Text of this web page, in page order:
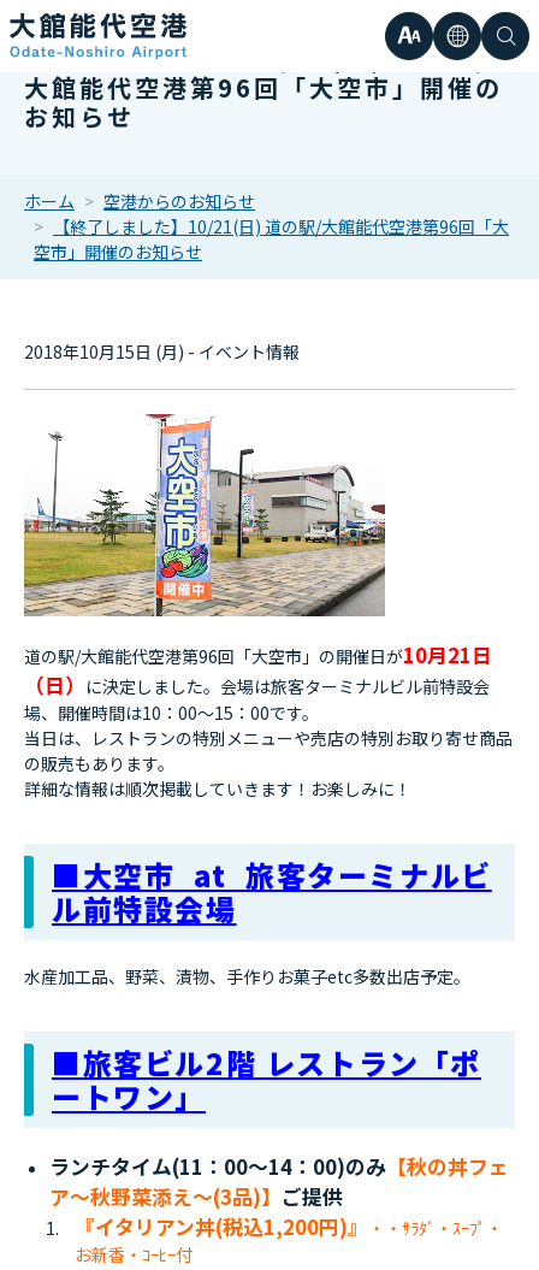
文
サ
小
大
言日本語
検
【終了しました】10/21(日) 道の駅/
大館能代空港第96回「大空市」開催の
お知らせ
ホーム
空港からのお知らせ
【終了しました】10/21(日) 道の駅/大館能代空港第96回「大
空市」開催のお知らせ
2018年10月15日 (月) - イベント情報
道の駅/大館能代空港第96回「大空市」の開催日が10月21日
（日）
に決定しました。会場は旅客ターミナルビル前特設会
場、開催時間は10：00～15：00です。
当日は、レストランの特別メニューや売店の特別お取り寄せ商品
の販売もあります。
詳細な情報は順次掲載していきます！お楽しみに！
■大空市 at 旅客ターミナルビ
ル前特設会場
水産加工品、野菜、漬物、手作りお菓子etc多数出店予定。
■旅客ビル2階 レストラン「ポ
ートワン」
ランチタイム(11：00～14：00)のみ 【秋の丼フェ
ア～秋野菜添え～(3品)】 ご提供
『イタリアン丼(税込1,200円)』
・・ｻﾗﾀﾞ・ｽｰﾌﾟ・
お新香・ｺｰﾋｰ付